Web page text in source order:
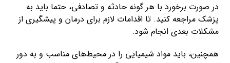
در صورت برخورد با هر گونه حادثه و تصادفی، حتما باید به
پزشک مراجعه کنید. تا اقدامات لازم برای درمان و پیشگیری از
مشکلات بعدی انجام شود.
همچنین، باید مواد شیمیایی را در محیط‌های مناسب و به دور